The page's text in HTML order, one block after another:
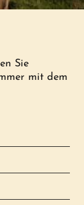
Sie
mit dem